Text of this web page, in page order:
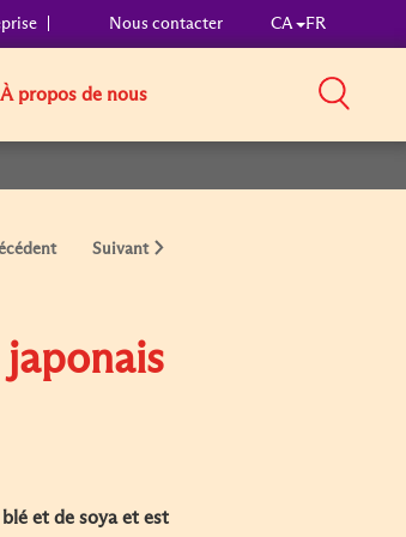
Nous contacter CA FR
À propos de nous
Suivant
japonais
et de soya et est